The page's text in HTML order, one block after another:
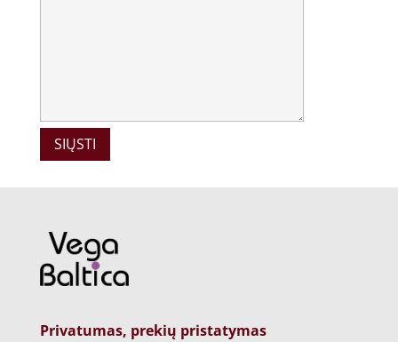
Privatumas, prekių pristatymas